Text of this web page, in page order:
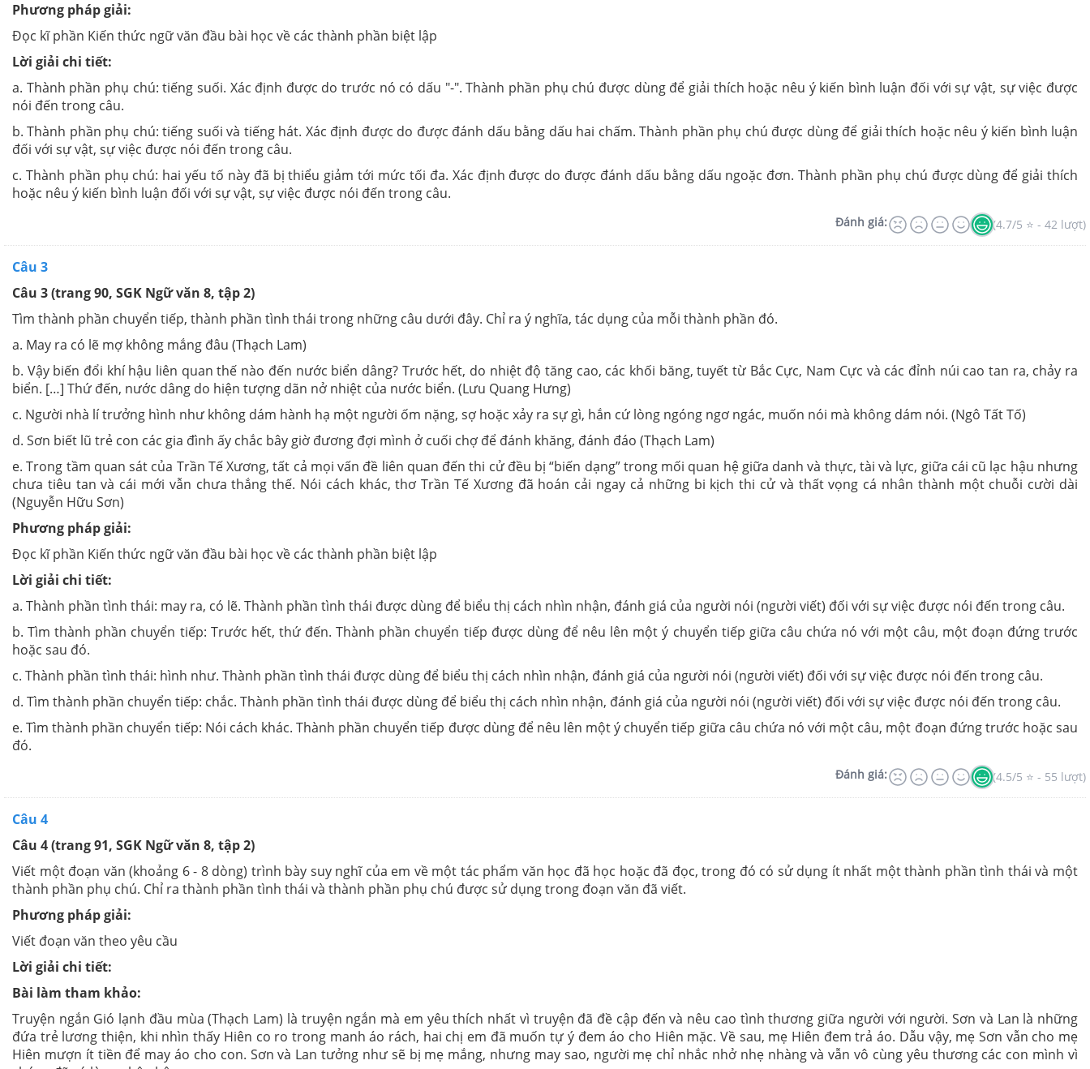
Phương pháp giải:
Đọc kĩ phần Kiến thức ngữ văn đầu bài học về các thành phần biệt lập
Lời giải chi tiết:
a. Thành phần phụ chú: tiếng suối. Xác định được do trước nó có dấu "-". Thành phần phụ chú được dùng để giải thích hoặc nêu ý kiến bình luận đối với sự vật, sự việc được
nói đến trong câu.
b. Thành phần phụ chú: tiếng suối và tiếng hát. Xác định được do được đánh dấu bằng dấu hai chấm. Thành phần phụ chú được dùng để giải thích hoặc nêu ý kiến bình luận
đối với sự vật, sự việc được nói đến trong câu.
c. Thành phần phụ chú: hai yếu tố này đã bị thiểu giảm tới mức tối đa. Xác định được do được đánh dấu bằng dấu ngoặc đơn. Thành phần phụ chú được dùng để giải thích
hoặc nêu ý kiến bình luận đối với sự vật, sự việc được nói đến trong câu.
Đánh giá: (4.7/5 ⭐ - 42 lượt)
Câu 3
Câu 3 (trang 90, SGK Ngữ văn 8, tập 2)
Tìm thành phần chuyển tiếp, thành phần tình thái trong những câu dưới đây. Chỉ ra ý nghĩa, tác dụng của mỗi thành phần đó.
a. May ra có lẽ mợ không mắng đâu (Thạch Lam)
b. Vậy biến đổi khí hậu liên quan thế nào đến nước biển dâng? Trước hết, do nhiệt độ tăng cao, các khối băng, tuyết từ Bắc Cực, Nam Cực và các đỉnh núi cao tan ra, chảy ra
biển. […] Thứ đến, nước dâng do hiện tượng dãn nở nhiệt của nước biển. (Lưu Quang Hưng)
c. Người nhà lí trưởng hình như không dám hành hạ một người ốm nặng, sợ hoặc xảy ra sự gì, hắn cứ lòng ngóng ngơ ngác, muốn nói mà không dám nói. (Ngô Tất Tố)
d. Sơn biết lũ trẻ con các gia đình ấy chắc bây giờ đương đợi mình ở cuối chợ để đánh khăng, đánh đáo (Thạch Lam)
e. Trong tầm quan sát của Trần Tế Xương, tất cả mọi vấn đề liên quan đến thi cử đều bị “biến dạng” trong mối quan hệ giữa danh và thực, tài và lực, giữa cái cũ lạc hậu nhưng
chưa tiêu tan và cái mới vẫn chưa thắng thế. Nói cách khác, thơ Trần Tế Xương đã hoán cải ngay cả những bi kịch thi cử và thất vọng cá nhân thành một chuỗi cười dài
(Nguyễn Hữu Sơn)
Phương pháp giải:
Đọc kĩ phần Kiến thức ngữ văn đầu bài học về các thành phần biệt lập
Lời giải chi tiết:
a. Thành phần tình thái: may ra, có lẽ. Thành phần tình thái được dùng để biểu thị cách nhìn nhận, đánh giá của người nói (người viết) đối với sự việc được nói đến trong câu.
b. Tìm thành phần chuyển tiếp: Trước hết, thứ đến. Thành phần chuyển tiếp được dùng để nêu lên một ý chuyển tiếp giữa câu chứa nó với một câu, một đoạn đứng trước
hoặc sau đó.
c. Thành phần tình thái: hình như. Thành phần tình thái được dùng để biểu thị cách nhìn nhận, đánh giá của người nói (người viết) đối với sự việc được nói đến trong câu.
d. Tìm thành phần chuyển tiếp: chắc. Thành phần tình thái được dùng để biểu thị cách nhìn nhận, đánh giá của người nói (người viết) đối với sự việc được nói đến trong câu.
e. Tìm thành phần chuyển tiếp: Nói cách khác. Thành phần chuyển tiếp được dùng để nêu lên một ý chuyển tiếp giữa câu chứa nó với một câu, một đoạn đứng trước hoặc sau
đó.
Đánh giá: (4.5/5 ⭐ - 55 lượt)
Câu 4
Câu 4 (trang 91, SGK Ngữ văn 8, tập 2)
Viết một đoạn văn (khoảng 6 - 8 dòng) trình bày suy nghĩ của em về một tác phẩm văn học đã học hoặc đã đọc, trong đó có sử dụng ít nhất một thành phần tình thái và một
thành phần phụ chú. Chỉ ra thành phần tình thái và thành phần phụ chú được sử dụng trong đoạn văn đã viết.
Phương pháp giải:
Viết đoạn văn theo yêu cầu
Lời giải chi tiết:
Bài làm tham khảo:
Truyện ngắn Gió lạnh đầu mùa (Thạch Lam) là truyện ngắn mà em yêu thích nhất vì truyện đã đề cập đến và nêu cao tình thương giữa người với người. Sơn và Lan là những
đứa trẻ lương thiện, khi nhìn thấy Hiên co ro trong manh áo rách, hai chị em đã muốn tự ý đem áo cho Hiên mặc. Về sau, mẹ Hiên đem trả áo. Dẫu vậy, mẹ Sơn vẫn cho mẹ
Hiên mượn ít tiền để may áo cho con. Sơn và Lan tưởng như sẽ bị mẹ mắng, nhưng may sao, người mẹ chỉ nhắc nhở nhẹ nhàng và vẫn vô cùng yêu thương các con mình vì